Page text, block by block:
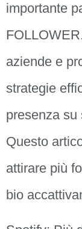
importante
aziende e
strategie
presenza su
Questo
attirare più
bio